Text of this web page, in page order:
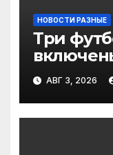
НОВОСТИ РАЗНЫЕ
Три
2‑го
АВГ 3, 2026